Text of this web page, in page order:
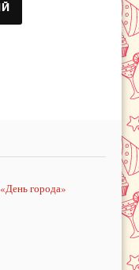
«День города»